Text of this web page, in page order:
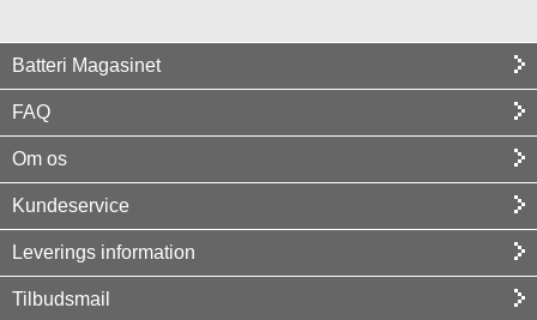
Batteri Magasinet
FAQ
Om os
Kundeservice
Leverings information
Tilbudsmail